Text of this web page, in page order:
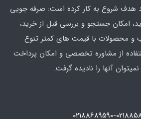
هدف شروع به کار کرده است: صرفه جویی
امکان جستجو و بررسی قبل از خرید،
محصولات با قیمت های کمتر تنوع
از مشاوره تخصصی و امکان پرداخت
آنها را نادیده گرفت.
02188689590-